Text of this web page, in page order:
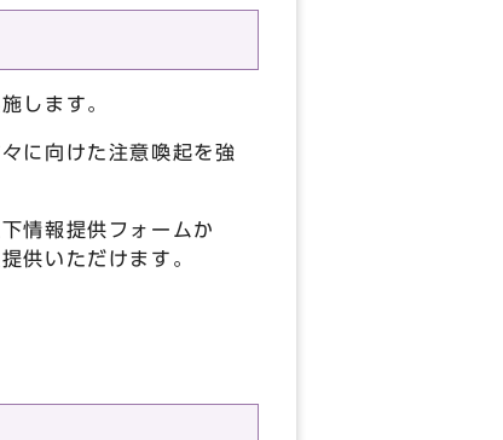
します。
に向けた注意喚起を強
情報提供フォームか
供いただけます。